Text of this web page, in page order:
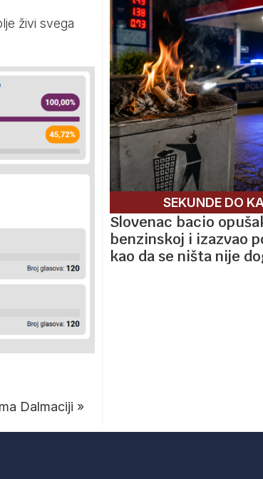
živi svega
Dalmaciji »
SEKUNDE DO
Slovenac bacio
benzinskoj i izazvao
kao da se ništa nije